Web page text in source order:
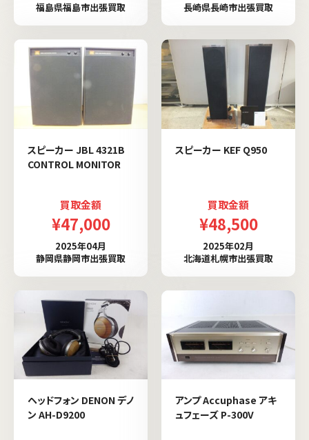
福島県福島市出張買取
長崎県長崎市出張買取
スピーカー JBL 4321B
CONTROL MONITOR
買取金額
¥47,000
2025年04月
静岡県静岡市出張買取
スピーカー KEF Q950
買取金額
¥48,500
2025年02月
北海道札幌市出張買取
ヘッドフォン DENON デノ
ン AH-D9200
アンプ Accuphase アキ
ュフェーズ P-300V